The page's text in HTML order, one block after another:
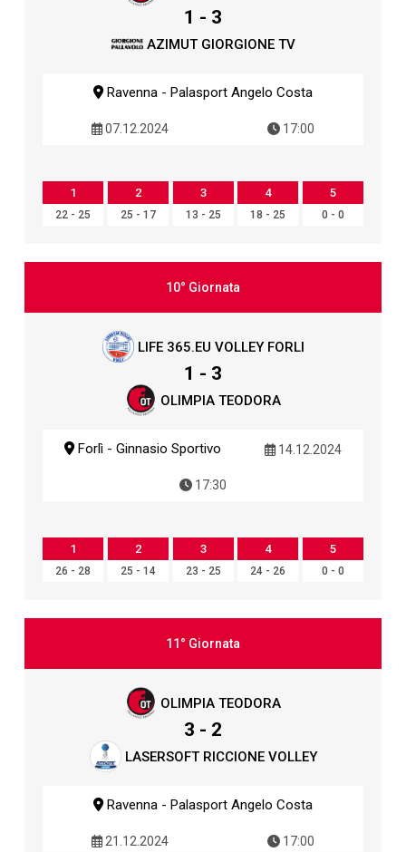
1 - 3
AZIMUT GIORGIONE TV
Ravenna - Palasport Angelo Costa
07.12.2024 17:00
1
22 - 25
2
25 - 17
3
13 - 25
4
18 - 25
5
0 - 0
10° Giornata
LIFE 365.EU VOLLEY FORLI
1 - 3
OLIMPIA TEODORA
Forlì - Ginnasio Sportivo 14.12.2024
17:30
1
26 - 28
2
25 - 14
3
23 - 25
4
24 - 26
5
0 - 0
11° Giornata
OLIMPIA TEODORA
3 - 2
LASERSOFT RICCIONE VOLLEY
Ravenna - Palasport Angelo Costa
21.12.2024 17:00